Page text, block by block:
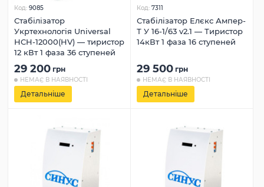
Код: 9085
Стабілізатор
Укртехнологія Universal
HCH-12000(HV) — тиристор
12 кВт 1 фаза 36 ступеней
29 200 грн
НЕМАЄ В НАЯВНОСТІ
Детальніше
Код: 7311
Стабілізатор Елєкс Ампер-
Т У 16-1/63 v2.1 — Тиристор
14кВт 1 фаза 16 ступеней
29 500 грн
НЕМАЄ В НАЯВНОСТІ
Детальніше